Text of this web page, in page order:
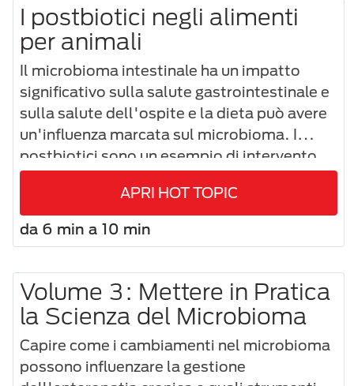
I postbiotici negli alimenti
per animali
Il microbioma intestinale ha un impatto
significativo sulla salute gastrointestinale e
sulla salute dell'ospite e la dieta può avere
un'influenza marcata sul microbioma. I
postbiotici sono un esempio di intervento
alimentare che può migliorare il microbioma
e la salute gastrointestinale e dell'ospite.
APRI HOT TOPIC
da 6 min a 10 min
Volume 3: Mettere in Pratica
la Scienza del Microbioma
Capire come i cambiamenti nel microbioma
possono influenzare la gestione